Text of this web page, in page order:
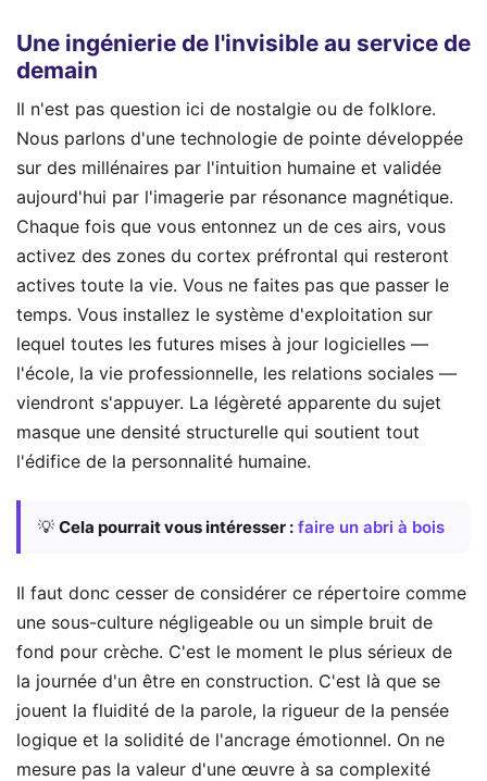
Une ingénierie de l'invisible au service de
demain
Il n'est pas question ici de nostalgie ou de folklore.
Nous parlons d'une technologie de pointe développée
sur des millénaires par l'intuition humaine et validée
aujourd'hui par l'imagerie par résonance magnétique.
Chaque fois que vous entonnez un de ces airs, vous
activez des zones du cortex préfrontal qui resteront
actives toute la vie. Vous ne faites pas que passer le
temps. Vous installez le système d'exploitation sur
lequel toutes les futures mises à jour logicielles —
l'école, la vie professionnelle, les relations sociales —
viendront s'appuyer. La légèreté apparente du sujet
masque une densité structurelle qui soutient tout
l'édifice de la personnalité humaine.
💡 Cela pourrait vous intéresser : faire un abri à bois
Il faut donc cesser de considérer ce répertoire comme
une sous-culture négligeable ou un simple bruit de
fond pour crèche. C'est le moment le plus sérieux de
la journée d'un être en construction. C'est là que se
jouent la fluidité de la parole, la rigueur de la pensée
logique et la solidité de l'ancrage émotionnel. On ne
mesure pas la valeur d'une œuvre à sa complexité